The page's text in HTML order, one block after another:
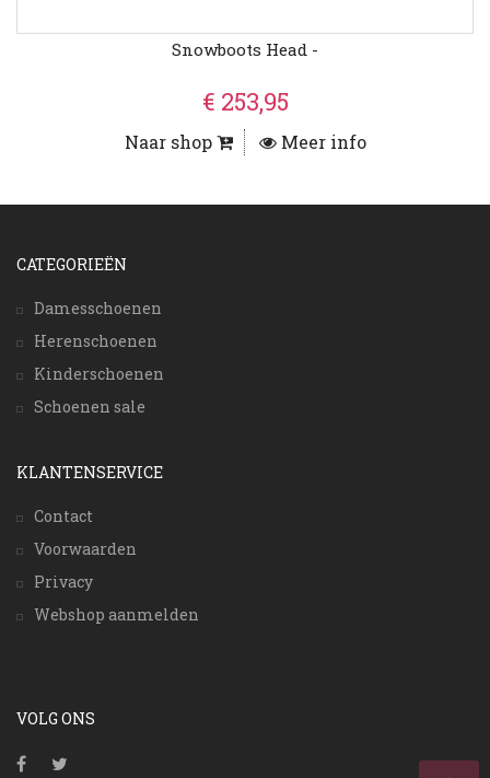
Snowboots Head -
€ 253,95
Naar shop Meer info
CATEGORIEËN
Damesschoenen
Herenschoenen
Kinderschoenen
Schoenen sale
KLANTENSERVICE
Contact
Voorwaarden
Privacy
Webshop aanmelden
VOLG ONS